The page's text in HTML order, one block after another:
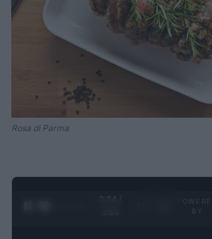
Rosa di Parma
0:24 /